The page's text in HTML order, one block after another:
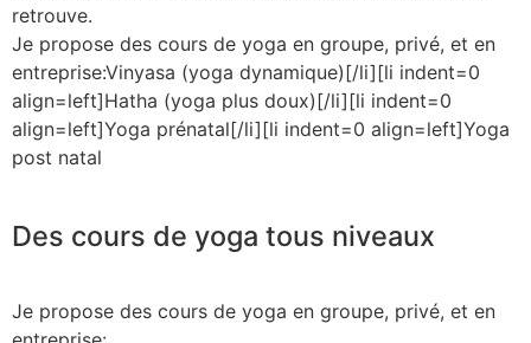
retrouve.
Je propose des cours de yoga en groupe, privé, et en
entreprise:Vinyasa (yoga dynamique)[/li][li indent=0
align=left]Hatha (yoga plus doux)[/li][li indent=0
align=left]Yoga prénatal[/li][li indent=0 align=left]Yoga
post natal
Des cours de yoga tous niveaux
Je propose des cours de yoga en groupe, privé, et en